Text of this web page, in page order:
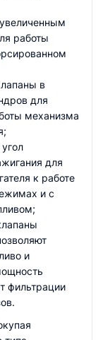
работы
в
для
механизма
для
к работе
и с
и
фильтрации